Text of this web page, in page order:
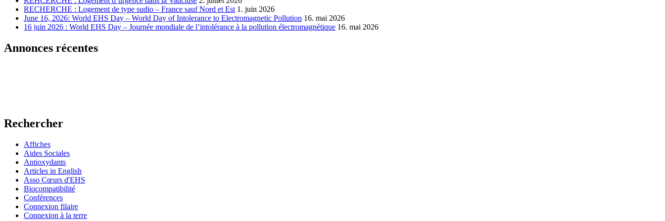
RECHERCHE : Logement de type sudio – France sauf Nord et Est 1. juin 2026
June 16, 2026: World EHS Day – World Day of Intolerance to Electromagnetic Pollution 16. mai 2026
16 juin 2026 : World EHS Day – Journée mondiale de l’intolérance à la pollution électromagnétique 16. mai 2026
Annonces récentes
Rechercher
Affiches
Aides Sociales
Antioxydants
Articles in English
Asso Cœurs d'EHS
Biocompatibilité
Conférences
Connexion filaire
Connexion à la terre